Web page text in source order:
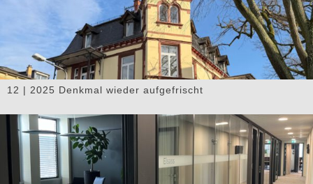
12 | 2025 Denkmal wieder aufgefrischt